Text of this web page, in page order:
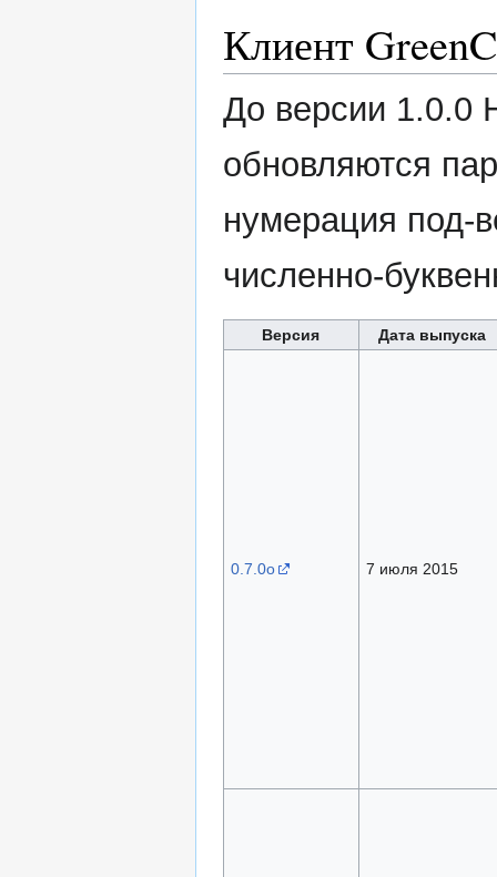
Клиент
До версии 1.0.0
обновляются
нумерация под-
численно-
Версия Дата выпуска
0.7.0o 7 июля 2015